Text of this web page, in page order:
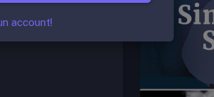
account!